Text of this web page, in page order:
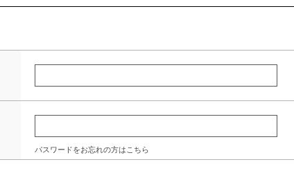
パスワードをお忘れの方はこちら